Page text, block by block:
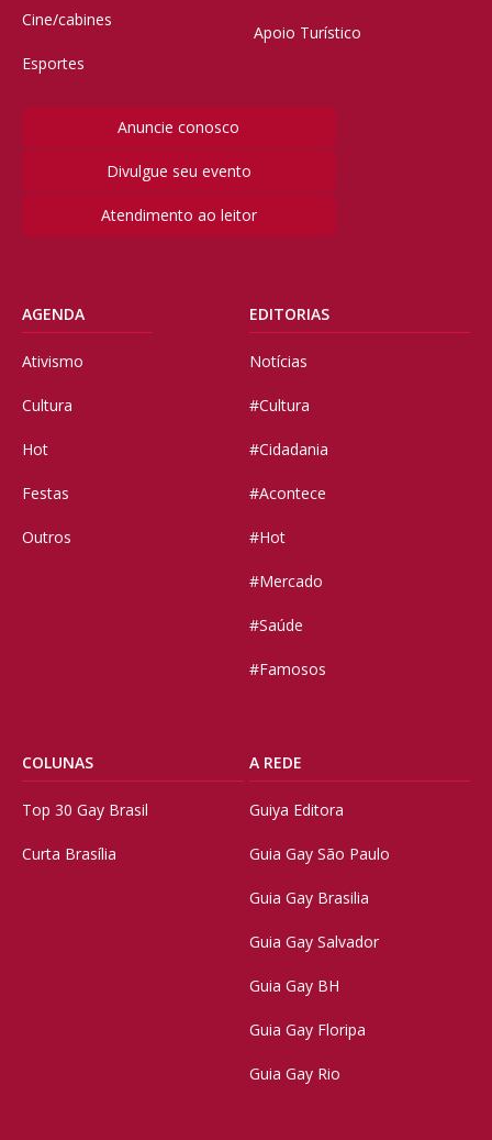
Cine/cabines
Esportes
Apoio Turístico
Anuncie conosco
Divulgue seu evento
Atendimento ao leitor
AGENDA
Ativismo
Cultura
Hot
Festas
Outros
EDITORIAS
Notícias
#Cultura
#Cidadania
#Acontece
#Hot
#Mercado
#Saúde
#Famosos
COLUNAS
Top 30 Gay Brasil
Curta Brasília
A REDE
Guiya Editora
Guia Gay São Paulo
Guia Gay Brasilia
Guia Gay Salvador
Guia Gay BH
Guia Gay Floripa
Guia Gay Rio